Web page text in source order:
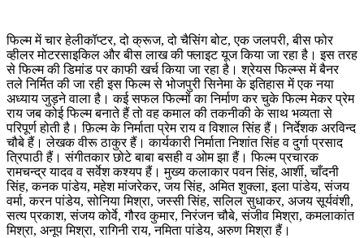
फिल्म में चार हेलीकॉप्टर, दो क्रूज, दो चैसिंग बोट, एक जलपरी, बीस फोर
व्हीलर मोटरसाइकिल और बीस लाख की फ्लाइट यूज किया जा रहा है। इस तरह
से फिल्म की डिमांड पर काफी खर्च किया जा रहा है। श्रेयस फिल्म्स में बैनर
तले निर्मित की जा रही इस फिल्म से भोजपुरी सिनेमा के इतिहास में एक नया
अध्याय जुड़ने वाला है। कई सफल फिल्मों का निर्माण कर चुके फिल्म मेकर प्रेम
राय जब कोई फिल्म बनाते हैं तो वह कमाल की तकनीकी के साथ भव्यता से
परिपूर्ण होती है। फ़िल्म के निर्माता प्रेम राय व विशाल सिंह हैं। निर्देशक अरविन्द
चौबे हैं। लेखक वीरू ठाकुर हैं। कार्यकारी निर्माता निशांत सिंह व दुर्गा प्रसाद
त्रिपाठी हैं। संगीतकार छोटे बाबा बसही व ओम झा हैं। फिल्म प्रचारक
रामचन्द्र यादव व सर्वेश कश्यप हैं। मुख्य कलाकार पवन सिंह, आर्शी, चाँदनी
सिंह, कनक पांडेय, महेश मांजरेकर, जय सिंह, अमित शुक्ला, इला पांडेय, संजय
वर्मा, करन पांडेय, सोनिया मिश्रा, जस्सी सिंह, सलिल सुधाकर, अजय सूर्यवंशी,
सत्य प्रकाश, संजय कोर्वे, गौरव कुमार, निरंजन चौबे, संजीव मिश्रा, कमलाकांत
मिश्रा, अनूप मिश्रा, रागिनी राय, नमिता पांडेय, अरुण मिश्रा हैं।